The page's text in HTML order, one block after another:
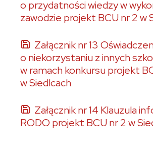
o przydatności wiedzy w
zawodzie projekt BCU nr 2 w
Załącznik nr 13
o niekorzystaniu z innych
w ramach konkursu projekt
w Siedlcach
Załącznik nr 14 Klauzula
RODO projekt BCU nr 2 w